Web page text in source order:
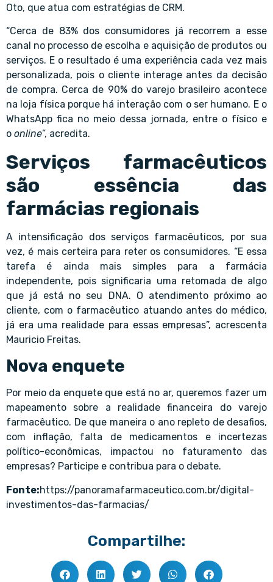
Oto, que atua com estratégias de CRM.
“Cerca de 83% dos consumidores já recorrem a esse
canal no processo de escolha e aquisição de produtos ou
serviços. E o resultado é uma experiência cada vez mais
personalizada, pois o cliente interage antes da decisão
de compra. Cerca de 90% do varejo brasileiro acontece
na loja física porque há interação com o ser humano. E o
WhatsApp fica no meio dessa jornada, entre o físico e
o online”, acredita.
Serviços farmacêuticos
são essência das
farmácias regionais
A intensificação dos serviços farmacêuticos, por sua
vez, é mais certeira para reter os consumidores. “E essa
tarefa é ainda mais simples para a farmácia
independente, pois significaria uma retomada de algo
que já está no seu DNA. O atendimento próximo ao
cliente, com o farmacêutico atuando antes do médico,
já era uma realidade para essas empresas”, acrescenta
Mauricio Freitas.
Nova enquete
Por meio da enquete que está no ar, queremos fazer um
mapeamento sobre a realidade financeira do varejo
farmacêutico. De que maneira o ano repleto de desafios,
com inflação, falta de medicamentos e incertezas
político-econômicas, impactou no faturamento das
empresas? Participe e contribua para o debate.
Fonte:https://panoramafarmaceutico.com.br/digital-
investimentos-das-farmacias/
Compartilhe: